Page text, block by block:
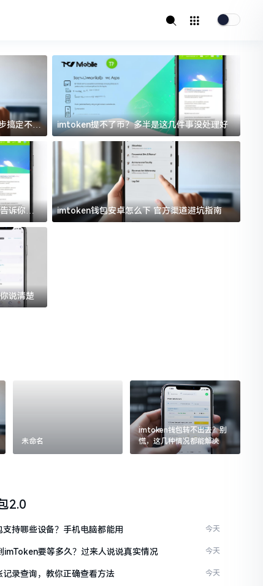
搞定不踩
imtoken提不了币？多半是这几件事没处理好
诉你门
imtoken钱包安卓怎么下 官方渠道避坑指南
说清楚
未命名
imtoken钱包转不出去？别
慌，这几种情况都能解决
2.0
持哪些设备？手机电脑都能用 今天
imToken要等多久？过来人说说真实情况 今天
记录查询，教你正确查看方法 今天